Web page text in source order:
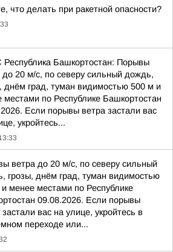
что делать при ракетной опасности?
Башкортостан: Порывы
до 20 м/с, по северу сильный дождь,
днём град, туман видимостью 500 м и
местами по Республике Башкортостан
Если порывы ветра застали вас
укройтесь...
ветра до 20 м/с, по северу сильный
грозы, днём град, туман видимостью
менее местами по Республике
09.08.2026. Если порывы
застали вас на улице, укройтесь в
переходе или...